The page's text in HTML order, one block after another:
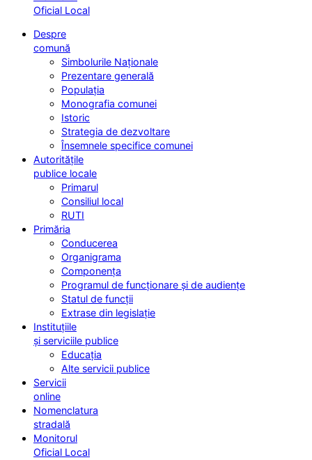
Oficial Local
Despre
comună
Simbolurile Naționale
Prezentare generală
Populația
Monografia comunei
Istoric
Strategia de dezvoltare
Însemnele specifice comunei
Autoritățile
publice locale
Primarul
Consiliul local
RUTI
Primăria
Conducerea
Organigrama
Componența
Programul de funcționare și de audiențe
Statul de funcții
Extrase din legislație
Instituțiile
și serviciile publice
Educația
Alte servicii publice
Servicii
online
Nomenclatura
stradală
Monitorul
Oficial Local